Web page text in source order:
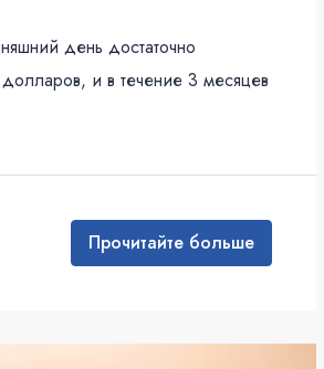
день достаточно
и в течение 3 месяцев
Прочитайте больше